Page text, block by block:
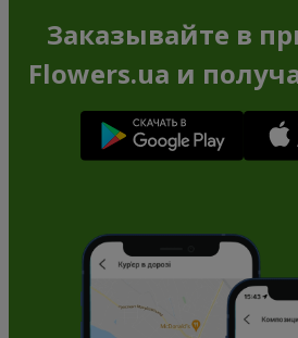
Заказывайте в
Flowers.ua и